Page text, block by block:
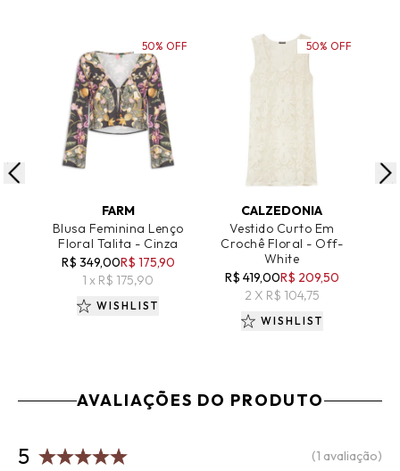
FARM
Blusa Feminina Lenço
Floral Talita - Cinza
R$ 349,00R$ 175,90
1 x R$ 175,90
50% OFF
WISHLIST
ADICIONAR AO CARRINHO
CALZEDONIA
Vestido Curto Em
Crochê Floral - Off-
White
R$ 419,00R$ 209,50
2 X R$ 104,75
50% OFF
WISHLIST
AVALIAÇÕES DO PRODUTO
5 (1 avaliação)